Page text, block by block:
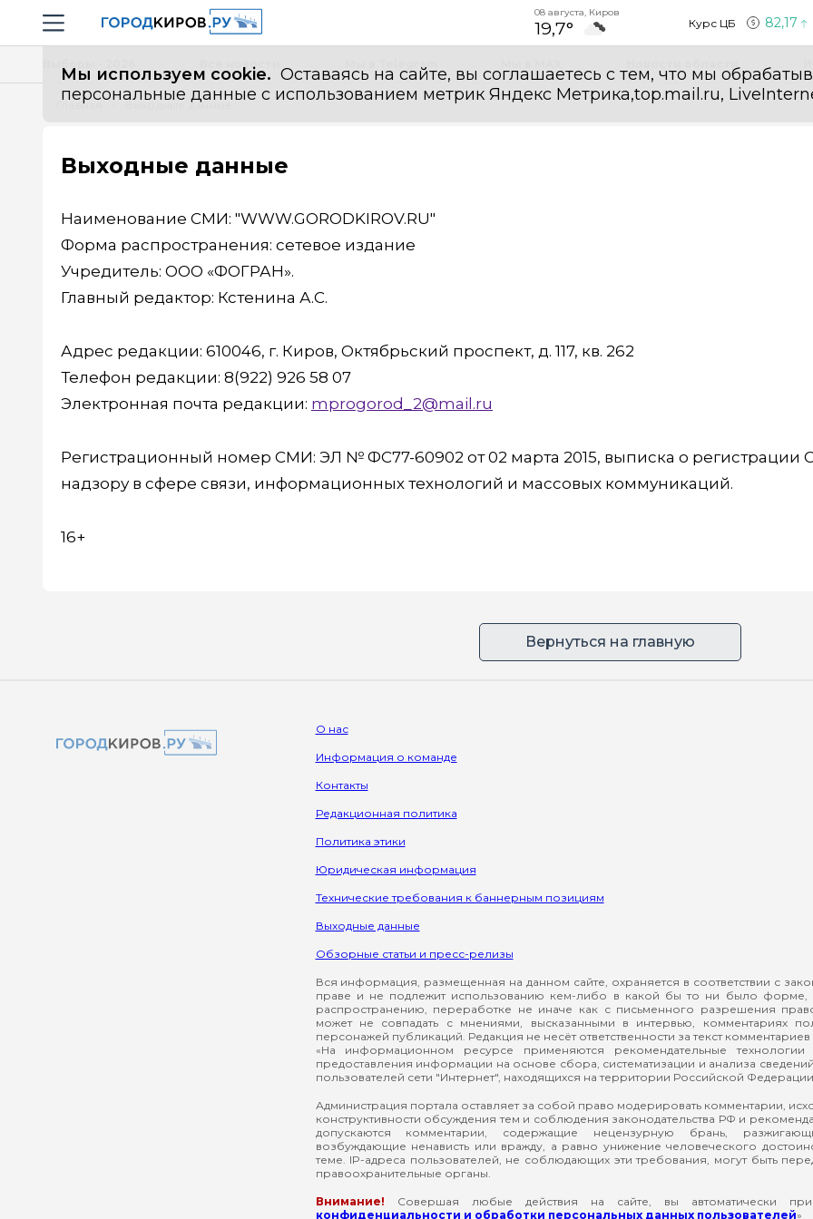
Навигация сайта
08 августа, Киров
19,7° Курс ЦБ 82,17
Мы используем cookie. Оставаясь на сайте, вы соглашаетесь с тем, что мы
персональные данные с использованием метрик Яндекс Метрика,top.mail.ru,
Все новости
Главная Выходные данные
Выходные данные
Наименование СМИ: "WWW.GORODKIROV.RU"
Форма распространения: сетевое издание
Учредитель: ООО «ФОГРАН».
Главный редактор: Кстенина А.С.
Адрес редакции: 610046, г. Киров, Октябрьский проспект, д. 117, кв. 262
Телефон редакции: 8(922) 926 58 07
Электронная почта редакции: mprogorod_2@mail.ru
Регистрационный номер СМИ: ЭЛ № ФС77-60902 от 02 марта 2015, выписка о
надзору в сфере связи, информационных технологий и массовых коммуникаций.
16+
Вернуться на главную
О нас
Информация о команде
Контакты
Редакционная политика
Политика этики
Юридическая информация
Технические требования к баннерным позициям
Выходные данные
Обзорные статьи и пресс-релизы
Вся информация, размещенная на данном сайте, охраняется в соответствии с
праве и не подлежит использованию кем-либо в какой бы то ни было форме,
распространению, переработке не иначе как с письменного разрешения
может не совпадать с мнениями, высказанными в интервью, комментариях
персонажей публикаций. Редакция не несёт ответственности за текст комментариев
«На информационном ресурсе применяются рекомендательные технологии
предоставления информации на основе сбора, систематизации и анализа
пользователей сети "Интернет", находящихся на территории Российской
Администрация портала оставляет за собой право модерировать комментарии,
конструктивности обсуждения тем и соблюдения законодательства РФ и
допускаются комментарии, содержащие нецензурную брань,
возбуждающие ненависть или вражду, а равно унижение человеческого
теме. IP-адреса пользователей, не соблюдающих эти требования, могут быть
правоохранительные органы.
Внимание! Совершая любые действия на сайте, вы автоматически
конфиденциальности и обработки персональных данных пользователей»